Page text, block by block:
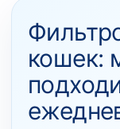
содержимому
кошек: